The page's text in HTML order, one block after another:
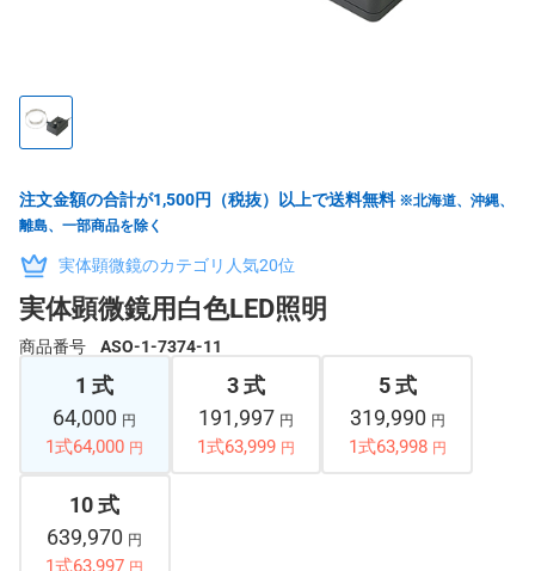
注文金額の合計が1,500円（税抜）以上で送料無料 ※北海道、沖縄、
離島、一部商品を除く
実体顕微鏡のカテゴリ人気20位
実体顕微鏡用白色LED照明
商品番号 ASO-1-7374-11
1 式
64,000 円
1式64,000 円
3 式
191,997 円
1式63,999 円
5 式
319,990 円
1式63,998 円
10 式
639,970 円
1式63,997